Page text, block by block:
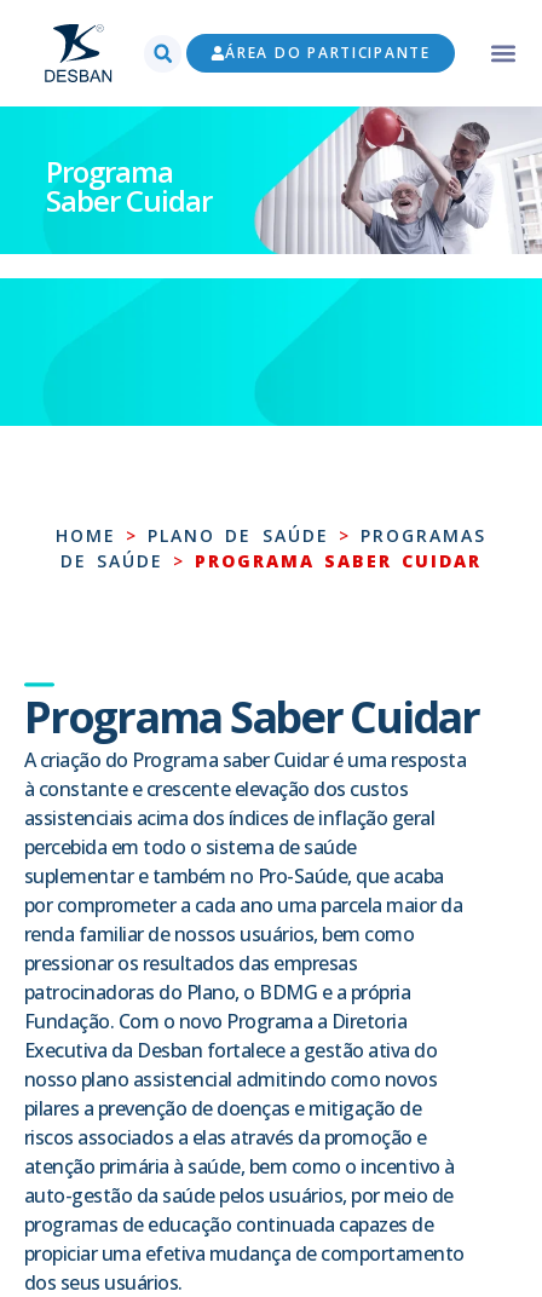
ÁREA DO PARTICIPANTE
Programa
Saber Cuidar
HOME > PLANO DE SAÚDE > PROGRAMAS
DE SAÚDE
> PROGRAMA SABER CUIDAR
Programa Saber Cuidar
A criação do Programa saber Cuidar é uma resposta
à constante e crescente elevação dos custos
assistenciais acima dos índices de inflação geral
percebida em todo o sistema de saúde
suplementar e também no Pro-Saúde, que acaba
por comprometer a cada ano uma parcela maior da
renda familiar de nossos usuários, bem como
pressionar os resultados das empresas
patrocinadoras do Plano, o BDMG e a própria
Fundação. Com o novo Programa a Diretoria
Executiva da Desban fortalece a gestão ativa do
nosso plano assistencial admitindo como novos
pilares a prevenção de doenças e mitigação de
riscos associados a elas através da promoção e
atenção primária à saúde, bem como o incentivo à
auto-gestão da saúde pelos usuários, por meio de
programas de educação continuada capazes de
propiciar uma efetiva mudança de comportamento
dos seus usuários.